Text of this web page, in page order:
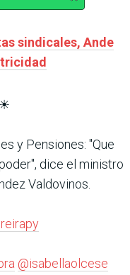
sindicales, Ande
☀
y Pensiones: "Que
dice el ministro
Valdovinos.
@isabellaolcese